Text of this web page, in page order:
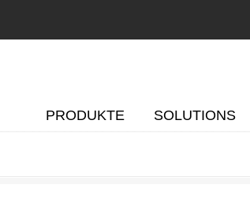
PRODUKTE SOLUTIONS